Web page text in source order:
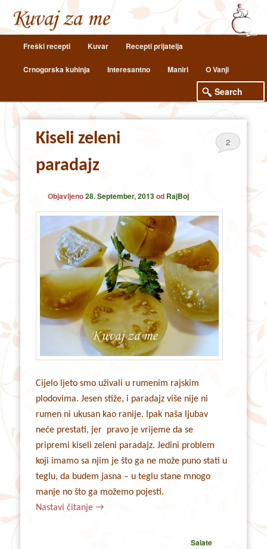
Skip
to
primary
Skip
to
secondary
Freški recepti Kuvar Recepti prijatelja
Crnogorska kuhinja Interesantno Maniri O Vanji
Kiseli zeleni
paradajz
Objavljeno28. September, 2013od RajBoj
2
Cijelo ljeto smo uživali u rumenim rajskim
plodovima. Jesen stiže, i paradajz više nije ni
rumen ni ukusan kao ranije. Ipak naša ljubav
neće prestati, jer pravo je vrijeme da se
pripremi kiseli zeleni paradajz. Jedini problem
koji imamo sa njim je što ga ne može puno stati u
teglu, da budem jasna – u teglu stane mnogo
manje no što ga možemo pojesti.
Nastavi čitanje→
Salate